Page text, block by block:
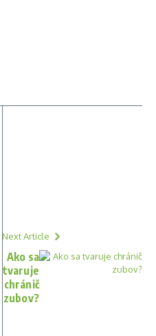
Next Article
Ako sa
tvaruje
chránič
zubov?